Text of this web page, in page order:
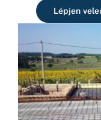
Lépjen